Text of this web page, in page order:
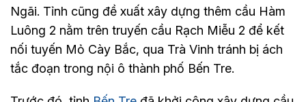
Ngãi. Tỉnh cũng đề xuất xây dựng thêm cầu Hàm
Luông 2 nằm trên truyến cầu Rạch Miễu 2 để kết
nối tuyến Mỏ Cày Bắc, qua Trà Vinh tránh bị ách
tắc đoạn trong nội ô thành phố Bến Tre.